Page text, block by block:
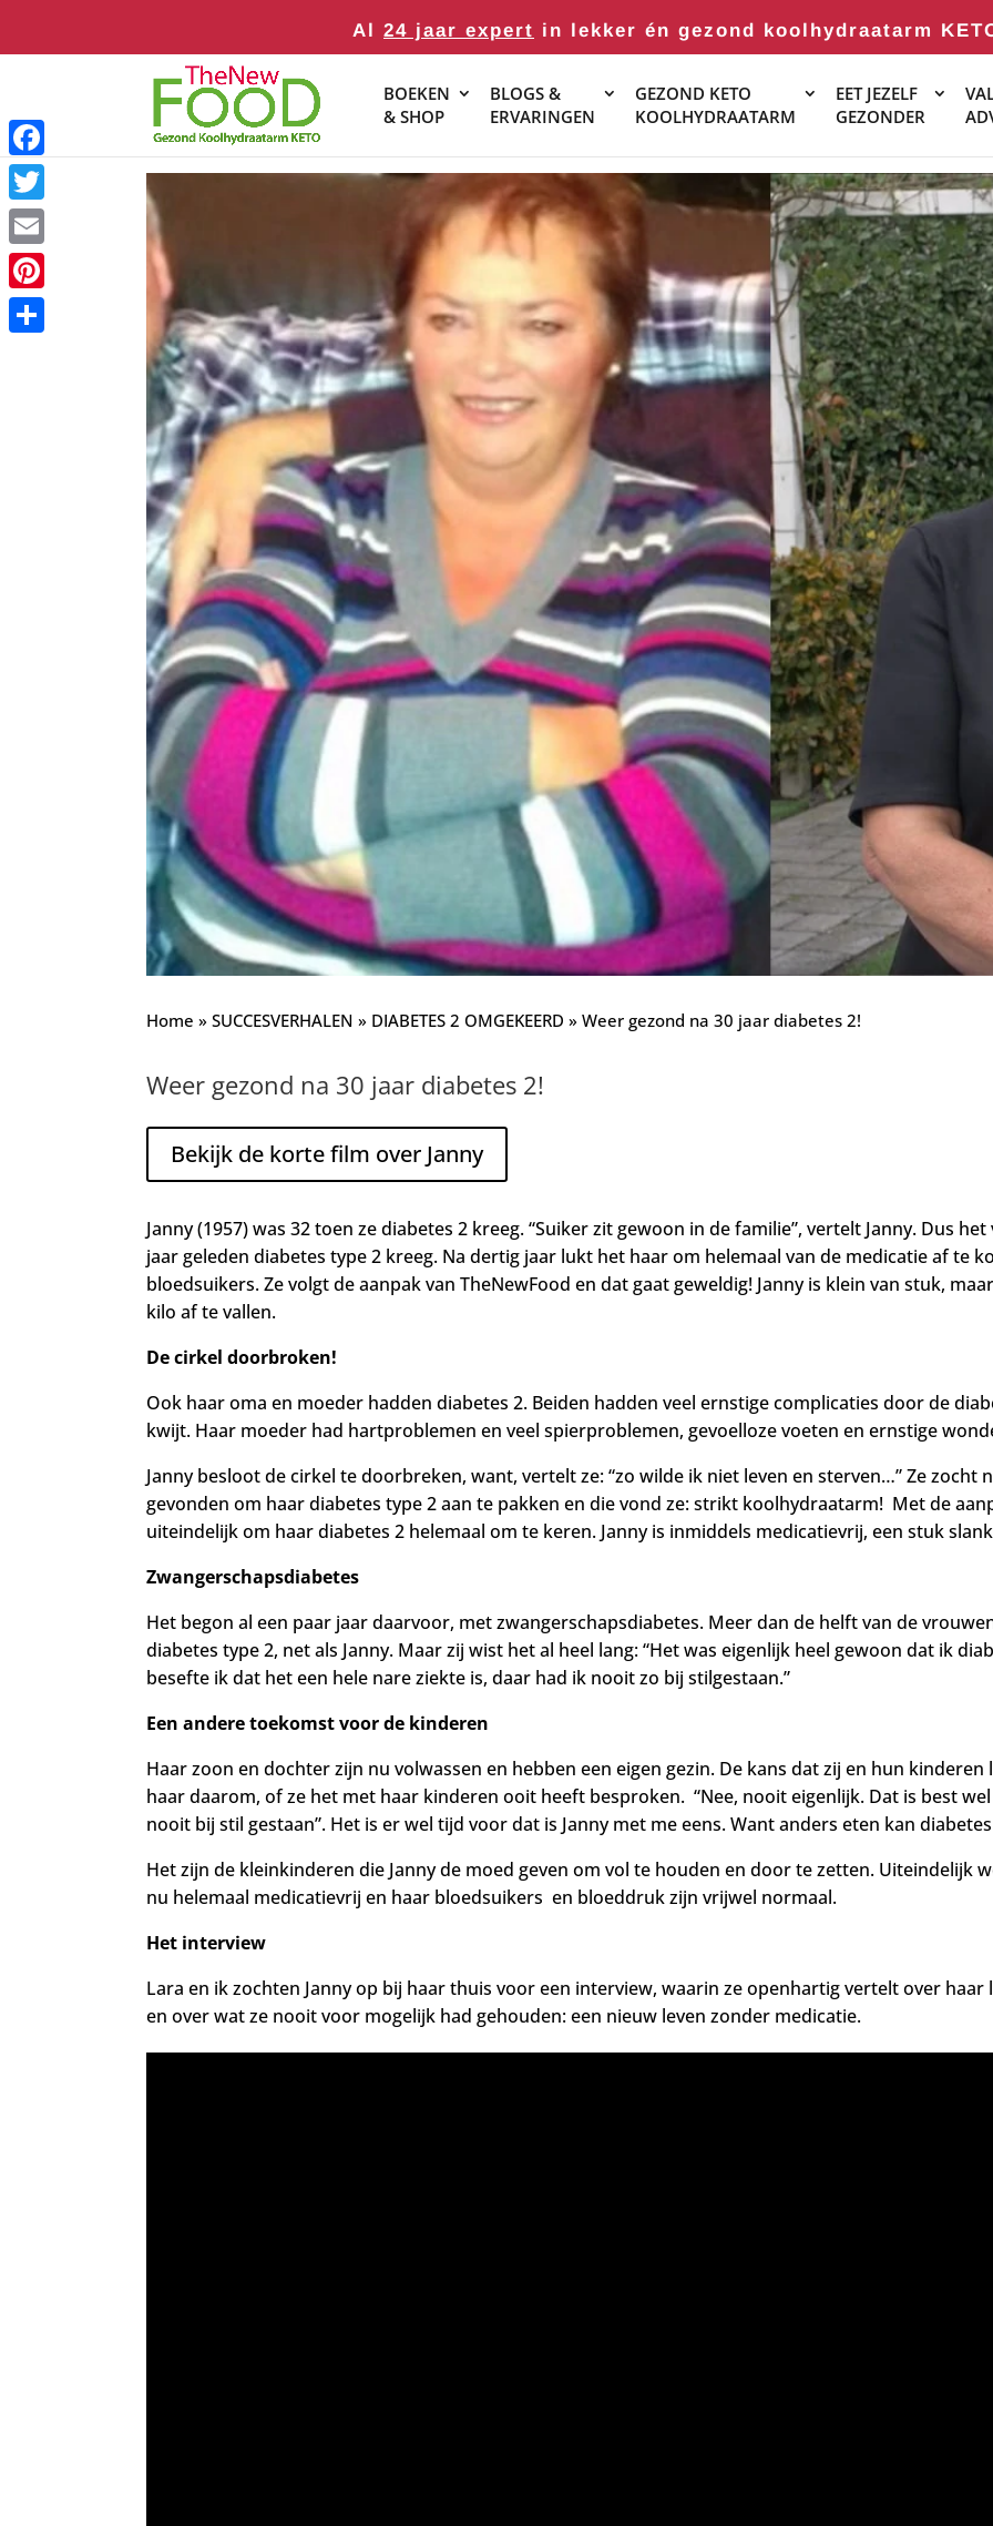
Al 24 jaar expert in lekker én gezond koolhydraatarm
BOEKEN
& SHOP
BLOGS &
ERVARINGEN
GEZOND KETO
KOOLHYDRAATARM
EET JEZELF
GEZONDER
Home » SUCCESVERHALEN » DIABETES 2 OMGEKEERD » Weer gezond na 30 jaar diabetes 2!
Weer gezond na 30 jaar diabetes 2!
Bekijk de korte film over Janny
Janny (1957) was 32 toen ze diabetes 2 kreeg.“Suiker zit gewoon in de familie”, vertelt Janny. Dus
jaar geleden diabetes type 2 kreeg. Na dertig jaar lukt het haar om helemaal van de medicatie af te
bloedsuikers. Ze volgt de aanpak van TheNewFood en dat gaat geweldig! Janny is klein van stuk,
kilo af te vallen.
De cirkel doorbroken!
Ook haar oma en moeder hadden diabetes 2. Beiden hadden veel ernstige complicaties door de
kwijt. Haar moeder had hartproblemen en veel spierproblemen, gevoelloze voeten en ernstige
Janny besloot de cirkel te doorbreken, want, vertelt ze: “zo wilde ik niet leven en sterven…” Ze zocht
gevonden om haar diabetes type2 aan te pakken en die vond ze: strikt koolhydraatarm! Met de
uiteindelijk om haar diabetes 2 helemaal om te keren. Janny is inmiddels medicatievrij, een stuk
Zwangerschapsdiabetes
Het begon al een paar jaar daarvoor, met zwangerschapsdiabetes. Meer dan de helft van de
diabetes type 2, net als Janny. Maar zij wist het al heel lang: “Het was eigenlijk heel gewoon dat ik
besefte ik dat het een hele nare ziekte is, daar had ik nooit zo bij stilgestaan.”
Een andere toekomst voor de kinderen
Haar zoon en dochter zijn nu volwassen en hebben een eigen gezin. De kans dat zij en hun
haar daarom, of ze het met haar kinderen ooit heeft besproken. “Nee, nooit eigenlijk. Dat is best
nooit bij stil gestaan”. Het is er wel tijd voor dat is Janny met me eens. Want anders eten kan
Het zijn de kleinkinderen die Janny de moed geven om vol te houden en door te zetten. Uiteindelijk
nu helemaal medicatievrij en haar bloedsuikers en bloeddruk zijn vrijwel normaal.
Het interview
Lara en ik zochten Janny op bij haar thuis voor een interview, waarin ze openhartig vertelt over haar
en over wat ze nooit voor mogelijk had gehouden: een nieuw leven zonder medicatie.
Facebook
Twitter
Email
Pinterest